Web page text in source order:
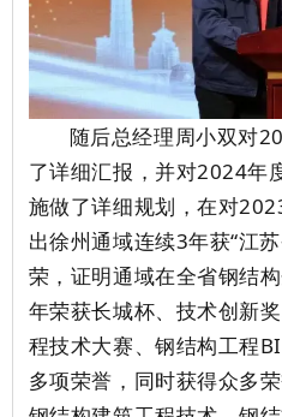
随后总经理周小双对
了详细汇报，并对2024年
施做了详细规划，在对
出徐州通域连续3年获“江
荣，证明通域在全省钢结
年荣获长城杯、技术创新
程技术大赛、钢结构工程
多项荣誉，同时获得众多